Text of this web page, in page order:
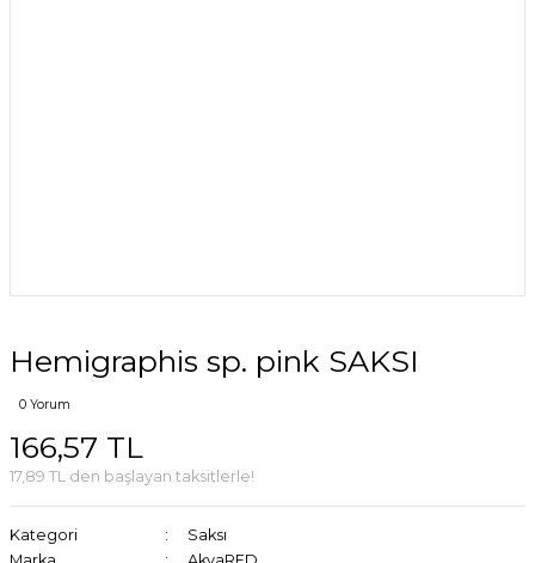
Hemigraphis sp. pink SAKSI
0 Yorum
166,57 TL
17,89 TL den başlayan taksitlerle!
Kategori
Saksı